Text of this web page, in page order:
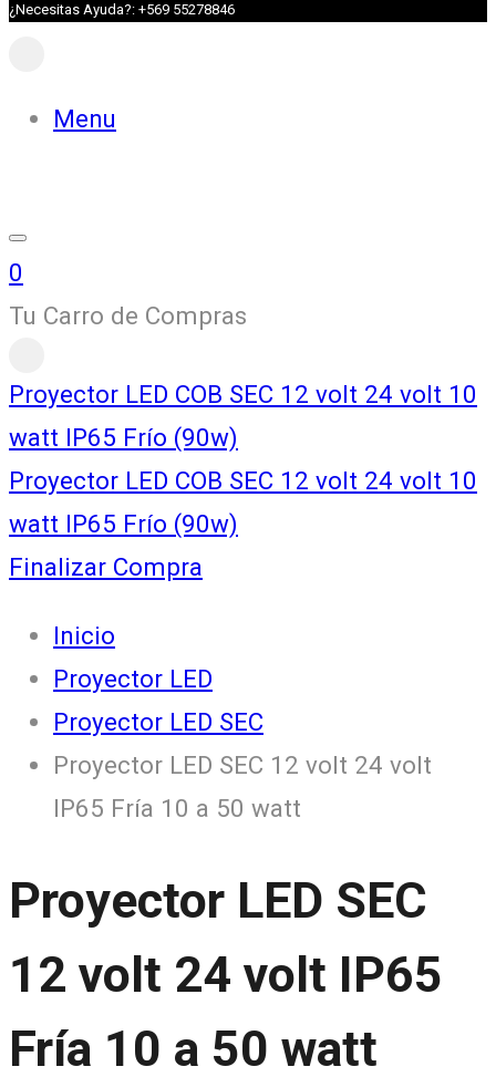
¿Necesitas Ayuda?: +569 55278846
Menu
0
Tu Carro de Compras
Proyector LED COB SEC 12 volt 24 volt 10
watt IP65 Frío (90w)
Proyector LED COB SEC 12 volt 24 volt 10
watt IP65 Frío (90w)
Finalizar Compra
Inicio
Proyector LED
Proyector LED SEC
Proyector LED SEC 12 volt 24 volt
IP65 Fría 10 a 50 watt
Proyector LED SEC
12 volt 24 volt IP65
Fría 10 a 50 watt